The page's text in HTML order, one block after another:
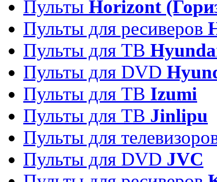
Пульты Horizont
Пульты для ресиверов
Пульты для ТВ
Пульты для DVD
Пульты для ТВ Izumi
Пульты для ТВ Jinlipu
Пульты для
Пульты для DVD JVC